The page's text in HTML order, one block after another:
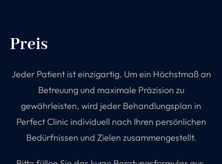
Preis
Jeder Patient ist einzigartig. Um ein Höchstmaß an
Betreuung und maximale Präzision zu
gewährleisten, wird jeder Behandlungsplan in
Perfect Clinic individuell nach Ihren persönlichen
Bedürfnissen und Zielen zusammengestellt.